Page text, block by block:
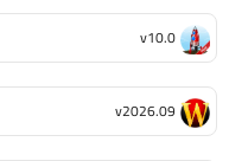
v10.0
v2026.09